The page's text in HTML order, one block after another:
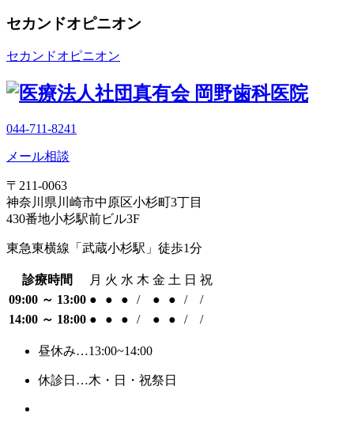
セカンドオピニオン
セカンドオピニオン
044-711-8241
メール相談
〒211-0063
神奈川県川崎市中原区小杉町3丁目
430番地小杉駅前ビル3F
東急東横線「武蔵小杉駅」徒歩1分
診療時間 月 火 水 木 金 土 日 祝
09:00 ～ 13:00 ● ● ● / ● ● /
/
14:00 ～ 18:00 ● ● ● / ● ● / /
昼休み…13:00~14:00
休診日…木・日・祝祭日